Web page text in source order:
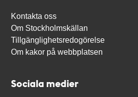
Kontakta oss
Om Stockholmskällan
Tillgänglighetsredogörelse
Om kakor på webbplatsen
Sociala medier